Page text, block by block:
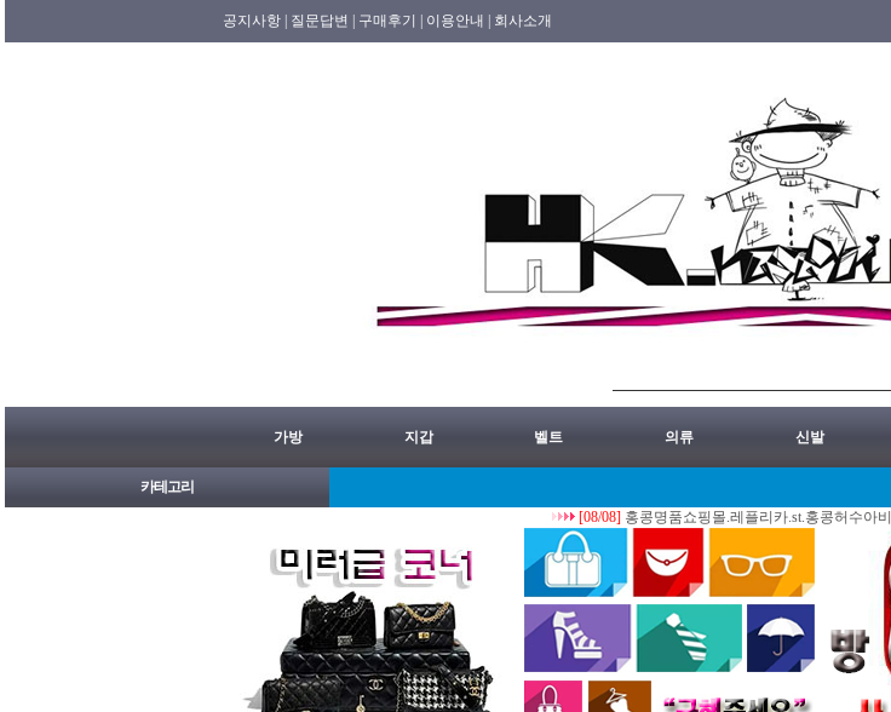
공지사항 | 질문답변 | 구매후기 | 이용안내 | 회사소개
가방 지갑 벨트 의류 신발
카테고리
[08/08]홍콩명품쇼핑몰.레플리카.st.홍콩허수아비 2026년